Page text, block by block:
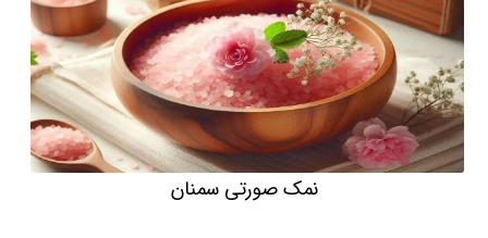
نمک صورتی سمنان